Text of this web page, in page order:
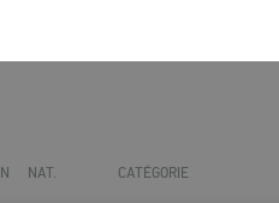
NAT. CATÉGORIE